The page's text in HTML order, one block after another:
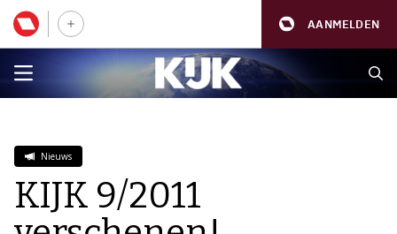
AANMELDEN
Nieuws
KIJK 9/2011